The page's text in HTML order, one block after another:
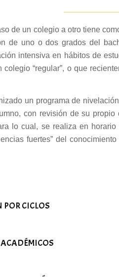
de un colegio a otro tiene
de uno o dos grados del
intensiva en hábitos de
“regular”, o que
un programa de
con revisión de su
lo cual, se realiza en
fuertes” del
CICLOS
ACADÉMICOS